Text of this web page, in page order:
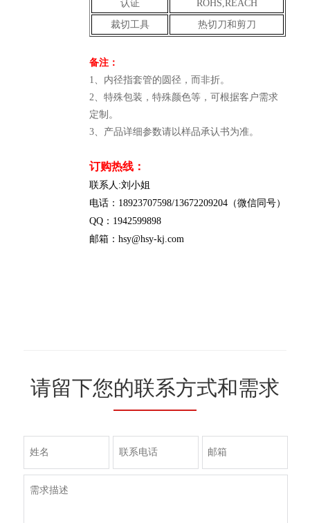
认证 ROHS,REACH
裁切工具 热切刀和剪刀
备注：
1、内径指套管的圆径，而非折。
2、特殊包装，特殊颜色等，可根据客户需求
定制。
3、产品详细参数请以样品承认书为准。
订购热线：
联系人:刘小姐
电话：18923707598/13672209204（微信同号）
QQ：1942599898
邮箱：hsy@hsy-kj.com
请留下您的联系方式和需求